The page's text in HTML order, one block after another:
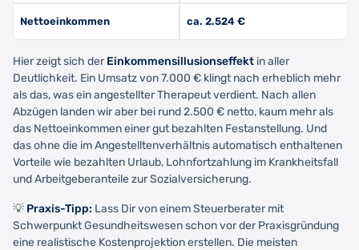
Nettoeinkommen ca. 2.524 €
Hier zeigt sich derEinkommensillusionseffekt in aller
Deutlichkeit. Ein Umsatz von 7.000 € klingt nach erheblich mehr
als das, was ein angestellter Therapeut verdient. Nach allen
Abzügen landen wir aber bei rund 2.500 € netto, kaum mehr als
das Nettoeinkommen einer gut bezahlten Festanstellung. Und
das ohne die im Angestelltenverhältnis automatisch enthaltenen
Vorteile wie bezahlten Urlaub, Lohnfortzahlung im Krankheitsfall
und Arbeitgeberanteile zur Sozialversicherung.
💡 Praxis-Tipp: Lass Dir von einem Steuerberater mit
Schwerpunkt Gesundheitswesen schon vor der Praxisgründung
eine realistische Kostenprojektion erstellen. Die meisten